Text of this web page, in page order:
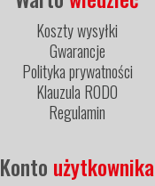
Koszty wysyłki
Gwarancje
Polityka prywatności
Klauzula RODO
Regulamin
Konto użytkownika